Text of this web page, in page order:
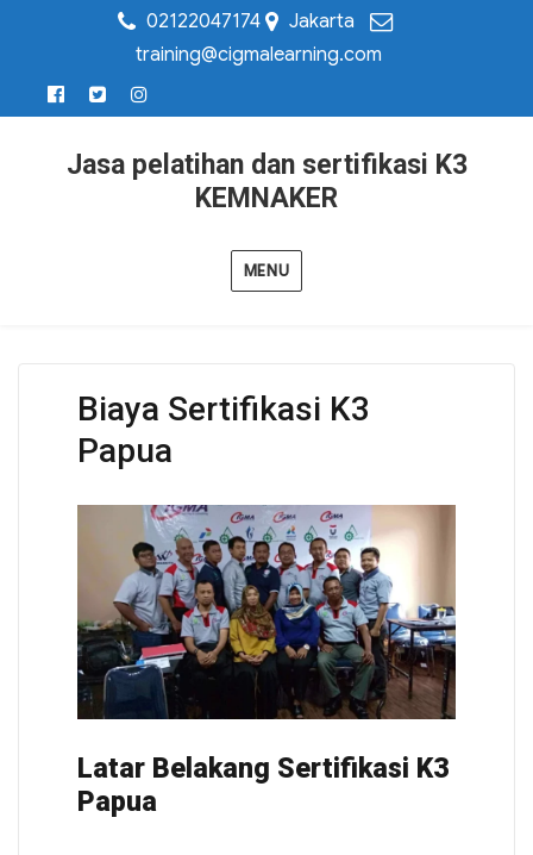
02122047174
Jakarta
training@cigmalearning.com
Jasa pelatihan dan sertifikasi K3
KEMNAKER
MENU
Biaya Sertifikasi K3
Papua
Latar Belakang Sertifikasi K3
Papua